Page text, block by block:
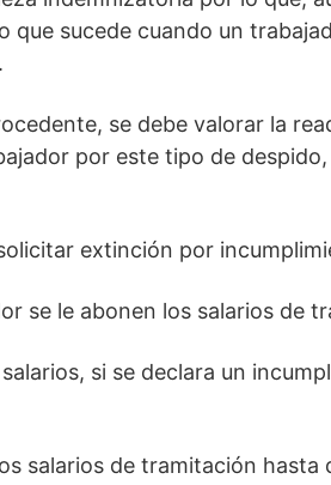
que sucede cuando un
se debe valorar la
por este tipo de
extinción por
se le abonen los salarios de
si se declara un
salarios de tramitación hasta